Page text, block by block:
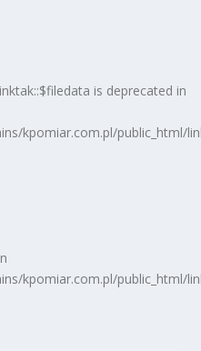
is deprecated in
kpomiar.com.pl/public_html/
kpomiar.com.pl/public_html/